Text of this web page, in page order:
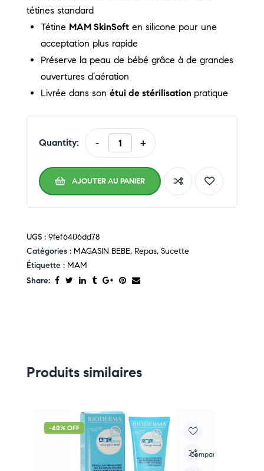
tétines standard
Tétine MAM SkinSoft en silicone pour une
acceptation plus rapide
Préserve la peau de bébé grâce à de grandes
ouvertures d’aération
Livrée dans son étui de stérilisation pratique
Quantity: - +
AJOUTER AU PANIER
UGS : 9fef6406dd78
Catégories : MAGASIN BEBE, Repas, Sucette
Étiquette : MAM
Share:
Produits similaires
-40% OFF
Compare